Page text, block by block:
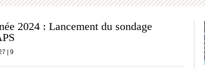
2024 : Lancement du sondage
9